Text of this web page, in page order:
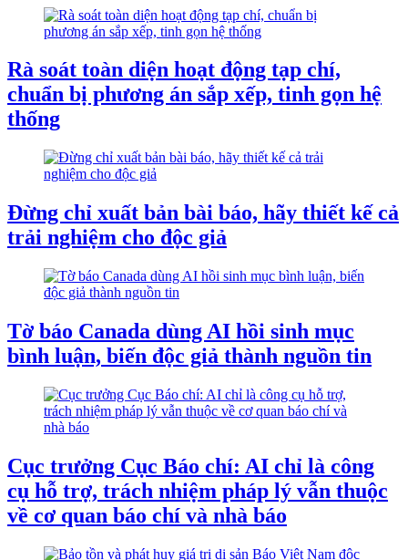
Rà soát toàn diện hoạt động tạp chí,
chuẩn bị phương án sắp xếp, tinh gọn hệ
thống
Đừng chỉ xuất bản bài báo, hãy thiết kế cả
trải nghiệm cho độc giả
Tờ báo Canada dùng AI hồi sinh mục
bình luận, biến độc giả thành nguồn tin
Cục trưởng Cục Báo chí: AI chỉ là công
cụ hỗ trợ, trách nhiệm pháp lý vẫn thuộc
về cơ quan báo chí và nhà báo